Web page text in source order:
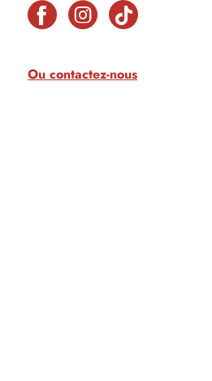
Ou contactez-nous